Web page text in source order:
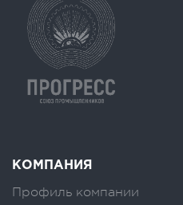
КОМПАНИЯ
Профиль компании